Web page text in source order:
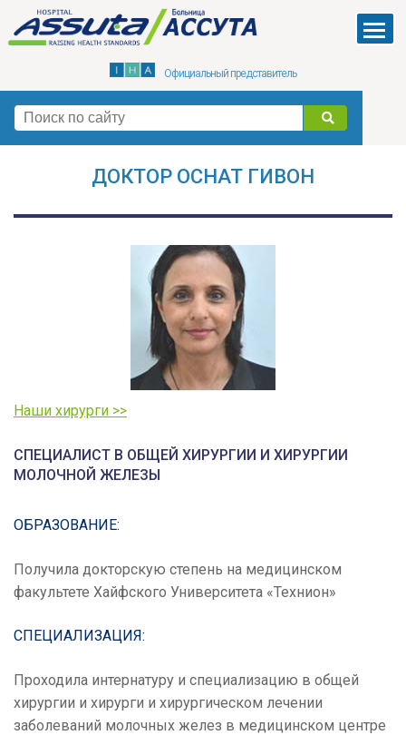
Официальный представитель
поиск
ДОКТОР ОСНАТ ГИВОН
Наши хирурги >>
СПЕЦИАЛИСТ В ОБЩЕЙ ХИРУРГИИ И ХИРУРГИИ
МОЛОЧНОЙ ЖЕЛЕЗЫ
ОБРАЗОВАНИЕ:
Получила докторскую степень на медицинском
факультете Хайфского Университета «Технион»
СПЕЦИАЛИЗАЦИЯ:
Проходила интернатуру и специализацию в общей
хирургии и хирурги и хирургическом лечении
заболеваний молочных желез в медицинском центре